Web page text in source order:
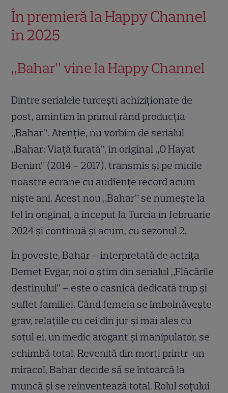
În premieră la Happy Channel
în 2025
„Bahar” vine la Happy Channel
Dintre serialele turcești achiziționate de
post, amintim în primul rând producția
„Bahar”. Atenție, nu vorbim de serialul
„Bahar: Viață furată”, în original „O Hayat
Benim” (2014 – 2017), transmis și pe micile
noastre ecrane cu audiențe record acum
niște ani. Acest nou „Bahar” se numește la
fel în original, a început la Turcia în februarie
2024 și continuă și acum, cu sezonul 2.
În poveste, Bahar – interpretată de actrița
Demet Evgar, noi o știm din serialul „Flăcările
destinului” – este o casnică dedicată trup și
suflet familiei. Când femeia se îmbolnăvește
grav, relațiile cu cei din jur și mai ales cu
soțul ei, un medic arogant și manipulator, se
schimbă total. Revenită din morți printr-un
miracol, Bahar decide să se întoarcă la
muncă și se reinventează total. Rolul soțului